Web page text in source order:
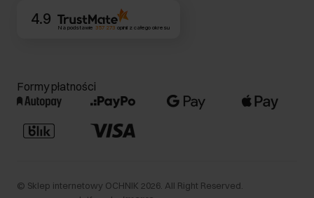
4.9
Na podstawie 357 273 opinii z całego okresu
Formy płatności
© Sklep internetowy OCHNIK 2026 . All Right Reserved.